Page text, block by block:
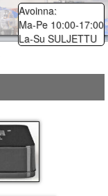
Avoinna:
Ma-Pe 10:00-17:00
La-Su SULJETTU